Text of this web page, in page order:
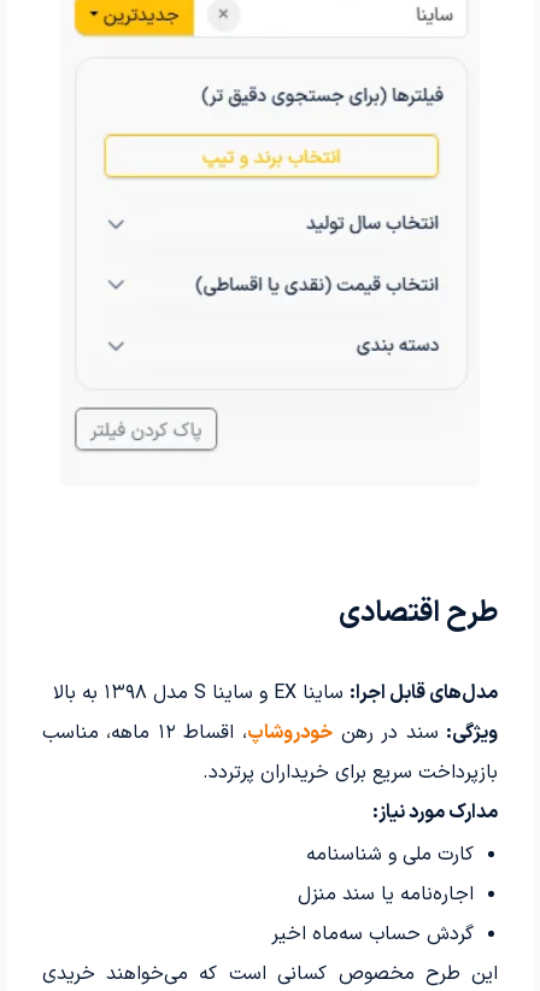
طرح اقتصادی
مدل‌های قابل اجرا: ساینا EX و ساینا S مدل ۱۳۹۸ به بالا
ویژگی: سند در رهن خودرو‌شاپ
، اقساط ۱۲ ماهه، مناسب
بازپرداخت سریع برای خریداران پرتردد.
مدارک مورد نیاز:
کارت ملی و شناسنامه
اجاره‌نامه یا سند منزل
گردش حساب سه‌ماه اخیر
این طرح مخصوص کسانی است که می‌خواهند خریدی